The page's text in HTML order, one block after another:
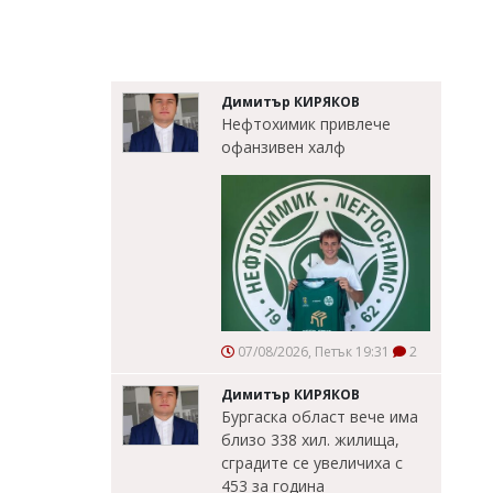
Димитър КИРЯКОВ
Нефтохимик привлече
офанзивен халф
07/08/2026, Петък 19:31 2
Димитър КИРЯКОВ
Бургаска област вече има
близо 338 хил. жилища,
сградите се увеличиха с
453 за година